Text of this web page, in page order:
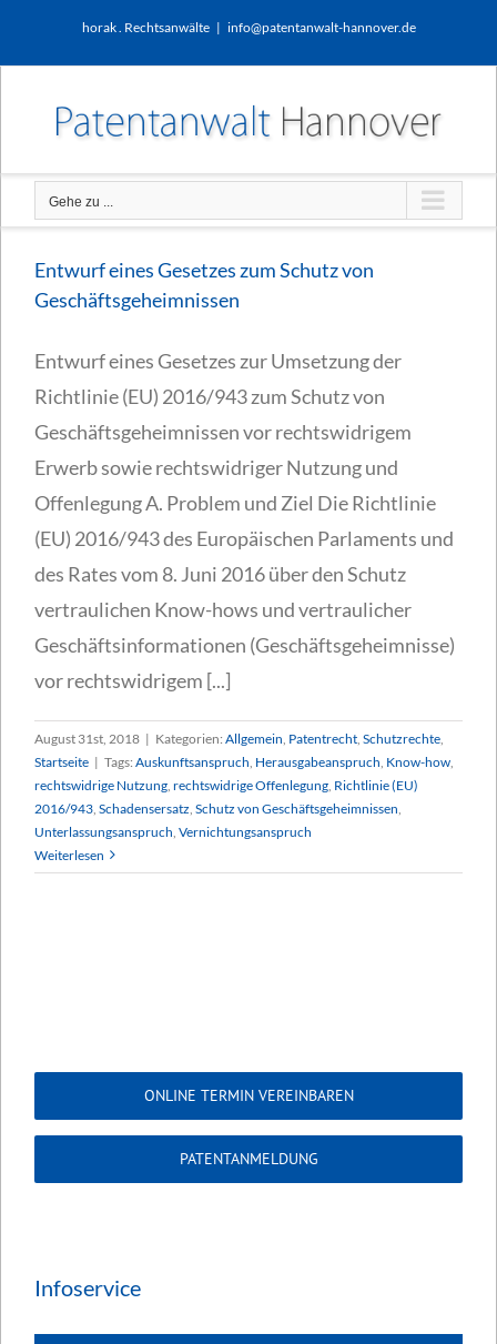
horak . Rechtsanwälte | info@patentanwalt-hannover.de
Gehe zu ...
Entwurf eines Gesetzes zum Schutz von
Geschäftsgeheimnissen
Entwurf eines Gesetzes zur Umsetzung der
Richtlinie (EU) 2016/943 zum Schutz von
Geschäftsgeheimnissen vor rechtswidrigem
Erwerb sowie rechtswidriger Nutzung und
Offenlegung A. Problem und Ziel Die Richtlinie
(EU) 2016/943 des Europäischen Parlaments und
des Rates vom 8. Juni 2016 über den Schutz
vertraulichen Know-hows und vertraulicher
Geschäftsinformationen (Geschäftsgeheimnisse)
vor rechtswidrigem [...]
August 31st, 2018 | Kategorien: Allgemein Patentrecht Schutzrechte
Startseite | Tags: Auskunftsanspruch Herausgabeanspruch Know-how
rechtswidrige Nutzung rechtswidrige Offenlegung Richtlinie (EU)
2016/943 Schadensersatz Schutz von Geschäftsgeheimnissen
Unterlassungsanspruch Vernichtungsanspruch
Weiterlesen
ONLINE TERMIN VEREINBAREN
PATENTANMELDUNG
Infoservice